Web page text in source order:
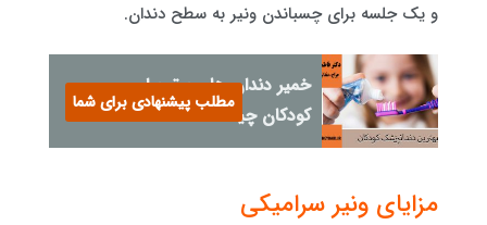
و یک جلسه برای چسباندن ونیر به سطح دندان.
خمیر دندان های برتر برای
کودکان چیست؟مطلب پیشنهادی برای شما
مزایای ونیر سرامیکی